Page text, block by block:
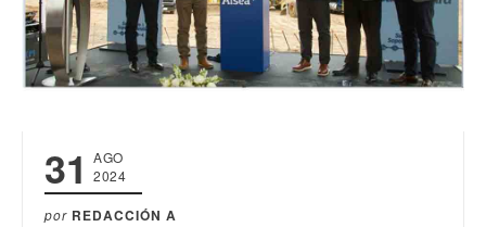
31
AGO
2024
por REDACCIÓN A